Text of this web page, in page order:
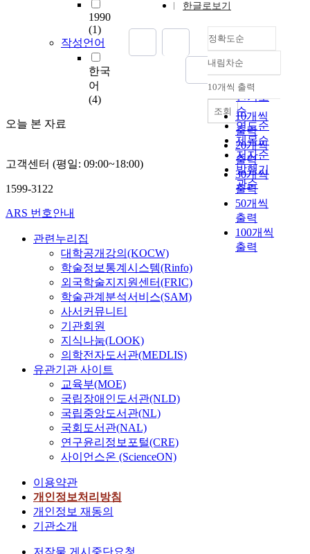
1990
(1)
작성언어
한국
어
(4)
오늘 본 자료
w
i
한글로보기
정확도순
정확도
순
인기도
순
연도순
제목순
저자순
발행기
관순
내림차순
내림차순
10개씩 출력
10개씩
출력
20개씩
출력
30개씩
출력
50개씩
출력
100개씩
출력
조회
고객센터 (평일: 09:00~18:00)
1599-3122
ARS 번호안내
관련누리집
대학공개강의(KOCW)
학술정보통계시스템(Rinfo)
외국학술지지원센터(FRIC)
학술관계분석서비스(SAM)
사서커뮤니티
기관회원
지식나눔(LOOK)
의학전자도서관(MEDLIS)
유관기관 사이트
교육부(MOE)
국립장애인도서관(NLD)
국립중앙도서관(NL)
국회도서관(NAL)
연구윤리정보포털(CRE)
사이언스온 (ScienceON)
이용약관
개인정보처리방침
개인정보 재동의
기관소개